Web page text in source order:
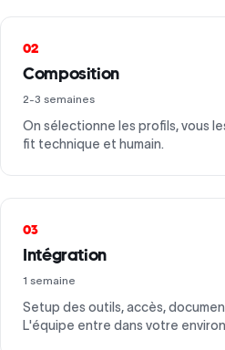
02
Composition
2-3 semaines
On sélectionne les profils, vous
fit technique et humain.
03
Intégration
1 semaine
Setup des outils, accès,
L'équipe entre dans votre